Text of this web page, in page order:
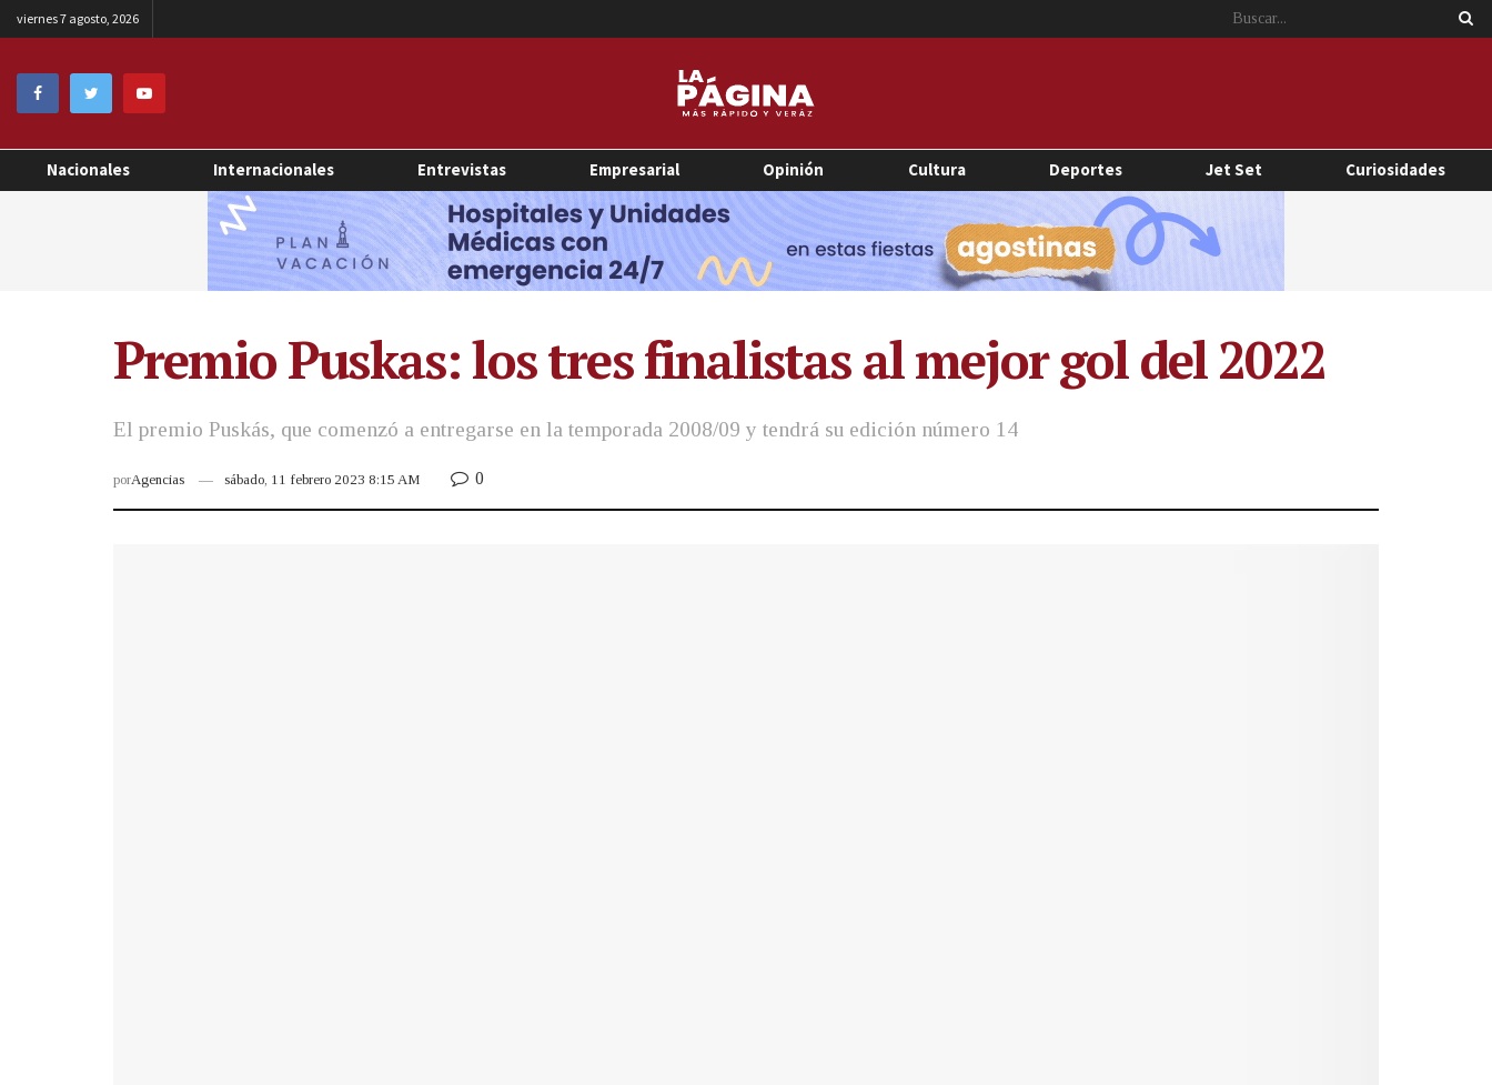
viernes 7 agosto, 2026
Nacionales Internacionales Entrevistas Empresarial Opinión Cultura Deportes Jet Set Curiosidades
Premio Puskas: los tres finalistas al mejor gol del 2022
El premio Puskás, que comenzó a entregarse en la temporada 2008/09 y tendrá su edición número 14
porAgencias sábado, 11 febrero 2023 8:15 AM 0